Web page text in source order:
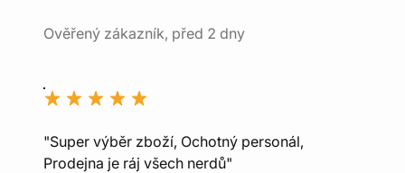
Ověřený zákazník, před 2 dny
"Super výběr zboží, Ochotný personál,
Prodejna je ráj všech nerdů"